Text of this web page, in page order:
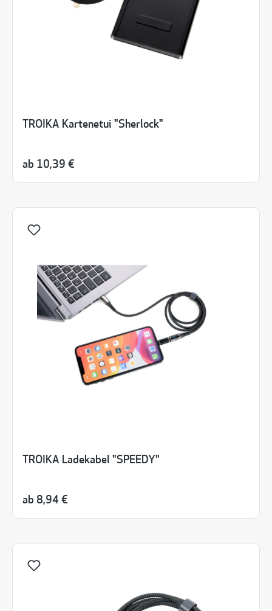
TROIKA Kartenetui "Sherlock"
ab 10,39 €
TROIKA Ladekabel "SPEEDY"
ab 8,94 €